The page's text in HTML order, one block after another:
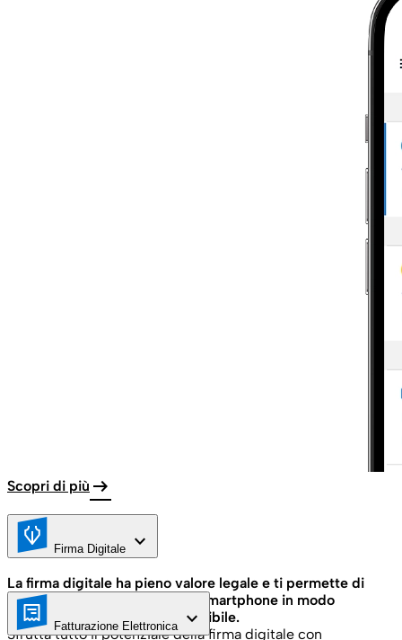
Scopri di più arrow_right_alt
Firma Digitale keyboard_arrow_down
La firma digitale ha pieno valore legale e ti permette di
firmare digitalmente da PC e smartphone in modo
dematerializzato ed ecosostenibile.
Sfrutta tutto il potenziale della firma digitale con
Fatturazione Elettronica keyboard_arrow_down